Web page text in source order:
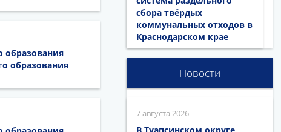
образования
образования
сбора твёрдых
коммунальных отходов в
Краснодарском крае
Новости
7 августа 2026